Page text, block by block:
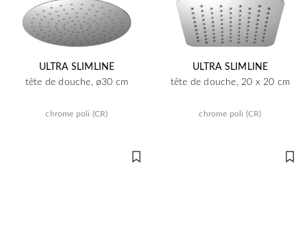
ULTRA SLIMLINE
tête de douche, ø30 cm
chrome poli (CR)
ULTRA SLIMLINE
tête de douche, 20 x 20 cm
chrome poli (CR)